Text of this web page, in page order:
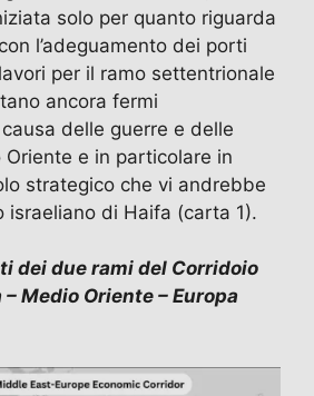
solo per quanto riguarda
l’adeguamento dei porti
per il ramo settentrionale
ancora fermi
delle guerre e delle
e in particolare in
strategico che vi andrebbe
israeliano di Haifa (carta 1).
dei due rami del Corridoio
Medio Oriente – Europa